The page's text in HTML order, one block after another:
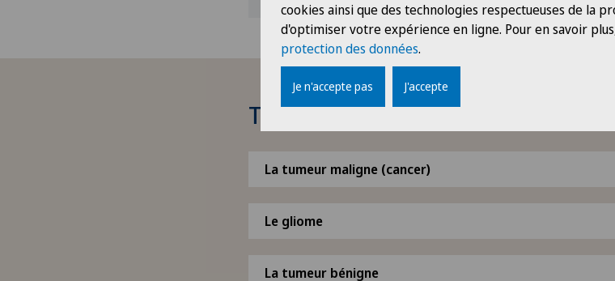
Types de tumeurs
La tumeur maligne (cancer)
Le gliome
La tumeur bénigne
cookies ainsi que des technologies respectueuses de la
d'optimiser votre expérience en ligne. Pour en savoir
protection des données.
Je n'accepte pas J'accepte